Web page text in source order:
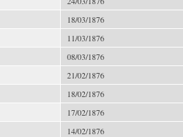
18/03/1876
11/03/1876
08/03/1876
21/02/1876
18/02/1876
17/02/1876
14/02/1876